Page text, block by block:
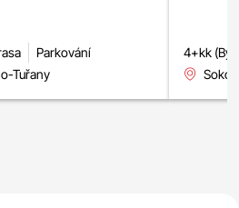
Parkování
Tuřany
4+kk